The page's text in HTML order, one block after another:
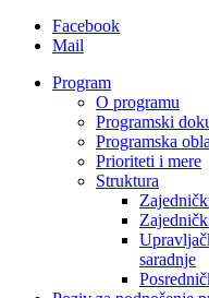
Facebook
Mail
Program
O programu
Programski
Programska
Prioriteti i mere
Struktura
saradnje